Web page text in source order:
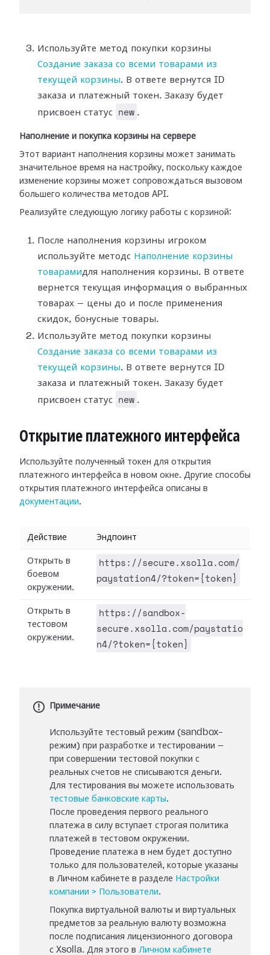
Используйте метод покупки корзины
Создание заказа со всеми товарами из
текущей корзины. В ответе вернутся ID
заказа и платежный токен. Заказу будет
присвоен статус
new .
Наполнение и покупка корзины на сервере
Этот вариант наполнения корзины может занимать
значительное время на настройку, поскольку каждое
изменение корзины может сопровождаться вызовом
большего количества методов API.
Реализуйте следующую логику работы с корзиной:
После наполнения корзины игроком
используйте методс Наполнение корзины
товарамидля наполнения корзины. В ответе
вернется текущая информация о выбранных
товарах — цены до и после применения
скидок, бонусные товары.
Используйте метод покупки корзины
Создание заказа со всеми товарами из
текущей корзины. В ответе вернутся ID
заказа и платежный токен. Заказу будет
присвоен статус
new .
Открытие платежного интерфейса
Используйте полученный токен для открытия
платежного интерфейса в новом окне. Другие способы
открытия платежного интерфейса описаны в
документации.
Действие Эндпоинт
Открыть в
боевом
окружении.
https://secure.xsolla.com/
paystation4/?token={token}
Открыть в
тестовом
окружении.
https://sandbox-
secure.xsolla.com/paystatio
n4/?token={token}
Примечание
Используйте тестовый режим (sandbox-
режим) при разработке и тестировании —
при совершении тестовой покупки с
реальных счетов не списываются деньги.
Для тестирования вы можете использовать
тестовые банковские карты.
После проведения первого реального
платежа в силу вступает строгая политика
платежей в тестовом окружении.
Проведение платежа в нем будет доступно
только для пользователей, которые указаны
в Личном кабинете в разделе Настройки
компании > Пользователи.
Покупка виртуальной валюты и виртуальных
предметов за реальную валюту возможна
после подписания лицензионного договора
с Xsolla. Для этого в Личном кабинете